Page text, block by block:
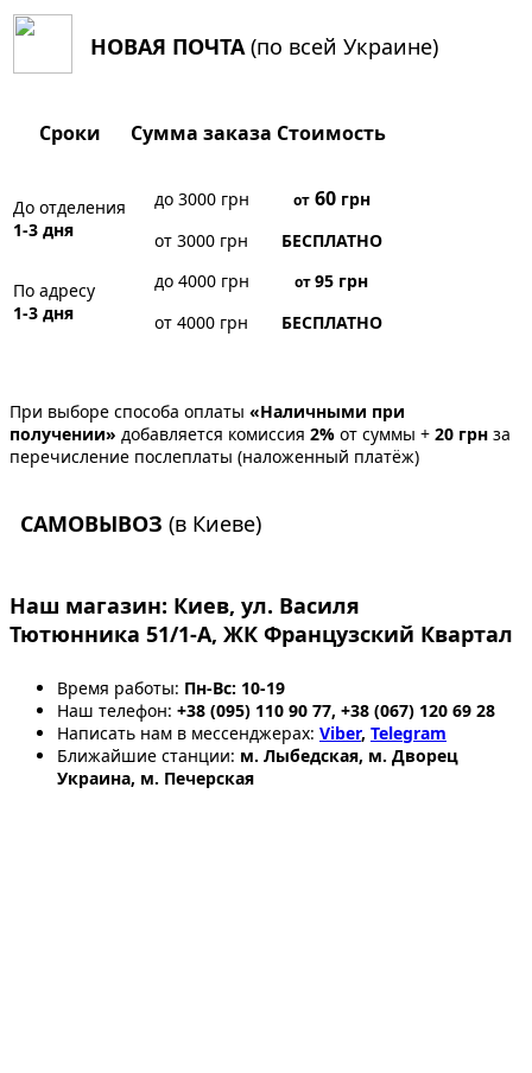
НОВАЯ ПОЧТА (по всей Украине)
Сроки Сумма заказа Стоимость
До отделения
1-3 дня
до 3000 грн от60грн
от 3000 грн
БЕСПЛАТНО
По адресу
1-3 дня
до 4000 грн от95 грн
от 4000 грн
БЕСПЛАТНО
При выборе способа оплаты «Наличными при
получении» добавляется комиссия 2% от суммы + 20 грн за
перечисление послеплаты (наложенный платёж)
САМОВЫВОЗ (в Киеве)
Наш магазин: Киев, ул. Василя
Тютюнника 51/1-А, ЖК Французский Квартал
Время работы: Пн-Вс: 10-19
Наш телефон: +38 (095) 110 90 77, +38 (067) 120 69 28
Написать нам в мессенджерах: Viber, Telegram
Ближайшие станции: м. Лыбедская, м. Дворец
Украина, м. Печерская